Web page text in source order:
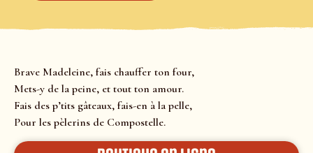
Brave Madeleine, fais chauffer ton four,
Mets-y de la peine, et tout ton amour.
Fais des p’tits gâteaux, fais-en à la pelle,
Pour les pèlerins de Compostelle.